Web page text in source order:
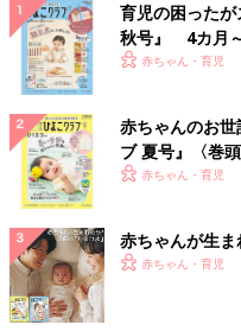
育児の困った
秋号』 4カ月
いっぱい！
赤ちゃん・育児
赤ちゃんのお
ブ 夏号』〈巻
く！ おっぱい
赤ちゃん・育児
赤ちゃんが生ま
赤ちゃん・育児